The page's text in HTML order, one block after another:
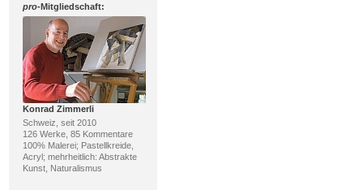
pro-Mitgliedschaft:
Konrad Zimmerli
Schweiz, seit 2010
126 Werke, 85 Kommentare
100% Malerei; Pastellkreide,
Acryl; mehrheitlich: Abstrakte
Kunst, Naturalismus